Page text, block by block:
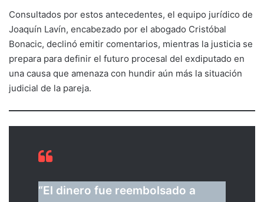
Consultados por estos antecedentes, el equipo jurídico de
Joaquín Lavín, encabezado por el abogado Cristóbal
Bonacic, declinó emitir comentarios, mientras la justicia se
prepara para definir el futuro procesal del exdiputado en
una causa que amenaza con hundir aún más la situación
judicial de la pareja.
“El dinero fue reembolsado a